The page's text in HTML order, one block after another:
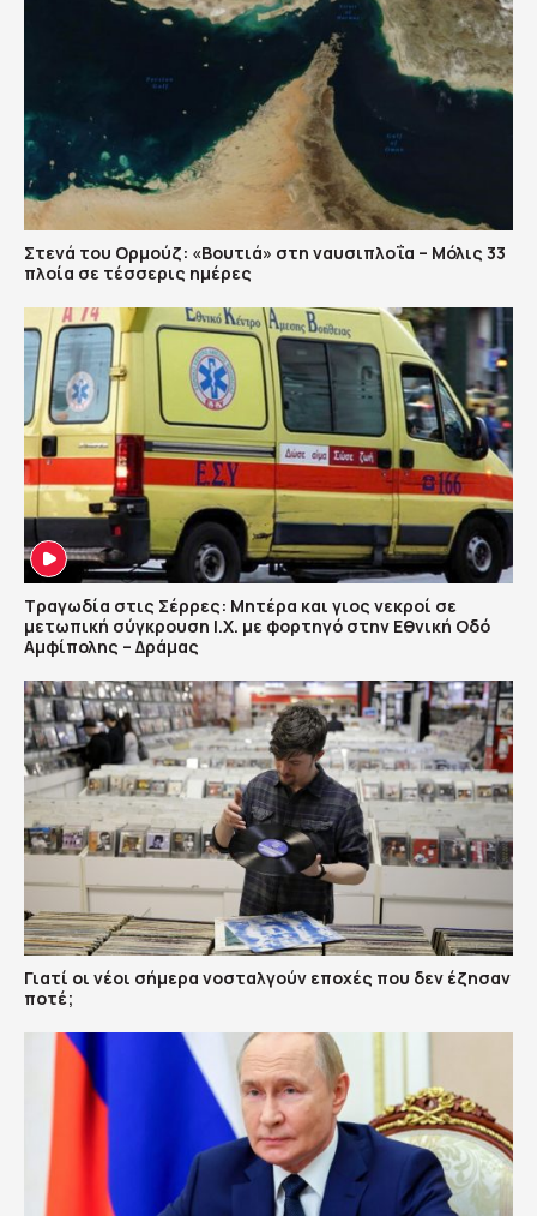
Στενά του Ορμούζ: «Βουτιά» στη ναυσιπλοΐα – Μόλις 33
πλοία σε τέσσερις ημέρες
Τραγωδία στις Σέρρες: Μητέρα και γιος νεκροί σε
μετωπική σύγκρουση Ι.Χ. με φορτηγό στην Εθνική Οδό
Αμφίπολης – Δράμας
Γιατί οι νέοι σήμερα νοσταλγούν εποχές που δεν έζησαν
ποτέ;